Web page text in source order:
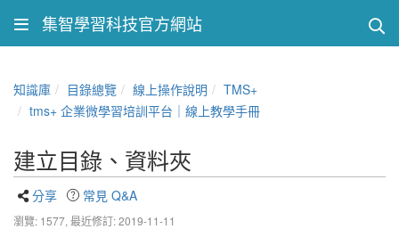
集智學習科技官方網站
知識庫 目錄總覽 線上操作說明
TMS+
tms+ 企業微學習培訓平台｜線上教學手冊
建立目錄、資料夾
分享 常見 Q&A
瀏覽: 1577, 最近修訂: 2019-11-11